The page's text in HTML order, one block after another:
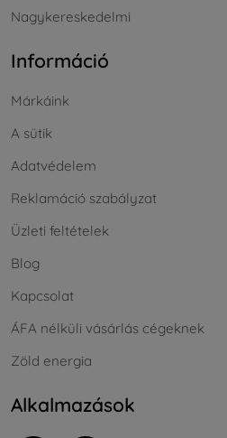
Nagykereskedelmi
Információ
Márkáink
A sütik
Adatvédelem
Reklamáció szabályzat
Üzleti feltételek
Blog
Kapcsolat
ÁFA nélküli vásárlás cégeknek
Zöld energia
Alkalmazások